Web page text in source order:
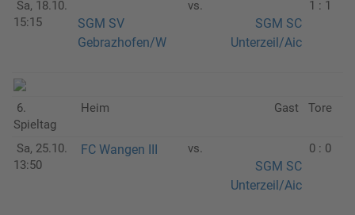
Sa, 18.10.
15:15
SGM SV
Gebrazhofen/W
vs.
SGM SC
Unterzeil/Aic
1 : 1
6.
Spieltag
Heim Gast Tore
Sa, 25.10.
13:50
FC Wangen III vs.
SGM SC
Unterzeil/Aic
0 : 0